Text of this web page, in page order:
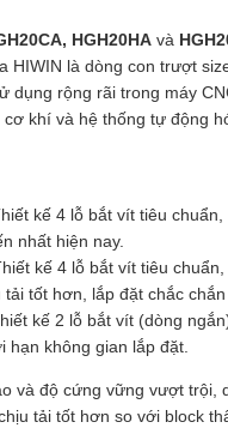
HGH20HA và
HIWIN là dòng con trượt
dụng rộng rãi trong máy
cơ khí và hệ thống tự động
kế 4 lỗ bắt vít tiêu
nhất hiện nay.
kế 4 lỗ bắt vít tiêu chuẩn,
tốt hơn, lắp đặt chắc chắn
kế 2 lỗ bắt vít (dòng
hạn không gian lắp đặt.
và độ cứng vững vượt trội,
tải tốt hơn so với block